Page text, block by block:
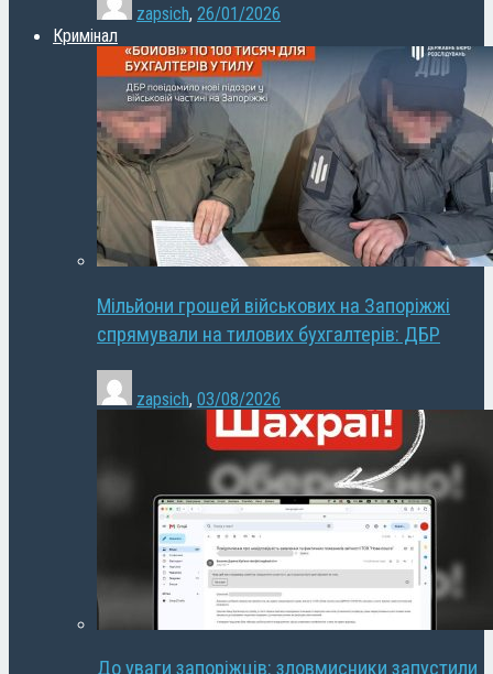
zapsich, 26/01/2026
Кримінал
Мільйони грошей військових на Запоріжжі
спрямували на тилових бухгалтерів: ДБР
zapsich, 03/08/2026
До уваги запоріжців: зловмисники запустили